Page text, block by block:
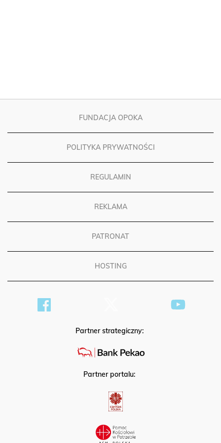
FUNDACJA OPOKA
Partner strategiczny:
Partner portalu: